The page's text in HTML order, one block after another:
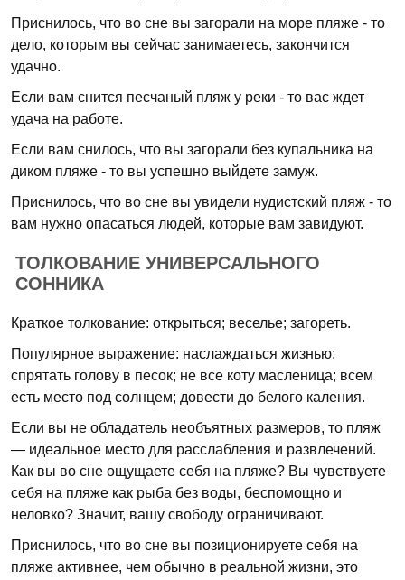
Приснилось, что во сне вы загорали на море пляже - то
дело, которым вы сейчас занимаетесь, закончится
удачно.
Если вам снится песчаный пляж у реки - то вас ждет
удача на работе.
Если вам снилось, что вы загорали без купальника на
диком пляже - то вы успешно выйдете замуж.
Приснилось, что во сне вы увидели нудистский пляж - то
вам нужно опасаться людей, которые вам завидуют.
ТОЛКОВАНИЕ УНИВЕРСАЛЬНОГО
СОННИКА
Краткое толкование: открыться; веселье; загореть.
Популярное выражение: наслаждаться жизнью;
спрятать голову в песок; не все коту масленица; всем
есть место под солнцем; довести до белого каления.
Если вы не обладатель необъятных размеров, то пляж
— идеальное место для расслабления и развлечений.
Как вы во сне ощущаете себя на пляже? Вы чувствуете
себя на пляже как рыба без воды, беспомощно и
неловко? Значит, вашу свободу ограничивают.
Приснилось, что во сне вы позиционируете себя на
пляже активнее, чем обычно в реальной жизни, это